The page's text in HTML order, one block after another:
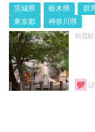
茨城県 栃木県 群
東京都
神奈川県
朝霞
ぼ